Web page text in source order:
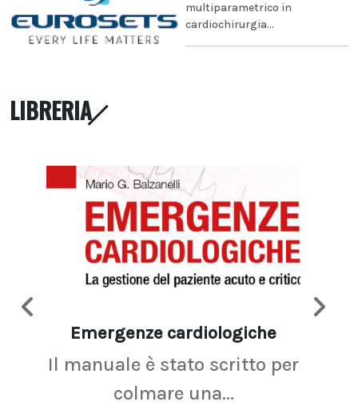
multiparametrico in
cardiochirurgia...
LIBRERIA
Emergenze cardiologiche
Il manuale è stato scritto per
colmare una...